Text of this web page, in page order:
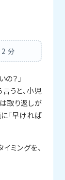
2 分
？」
うと、小児
取り返しが
「早ければ
ミングを、